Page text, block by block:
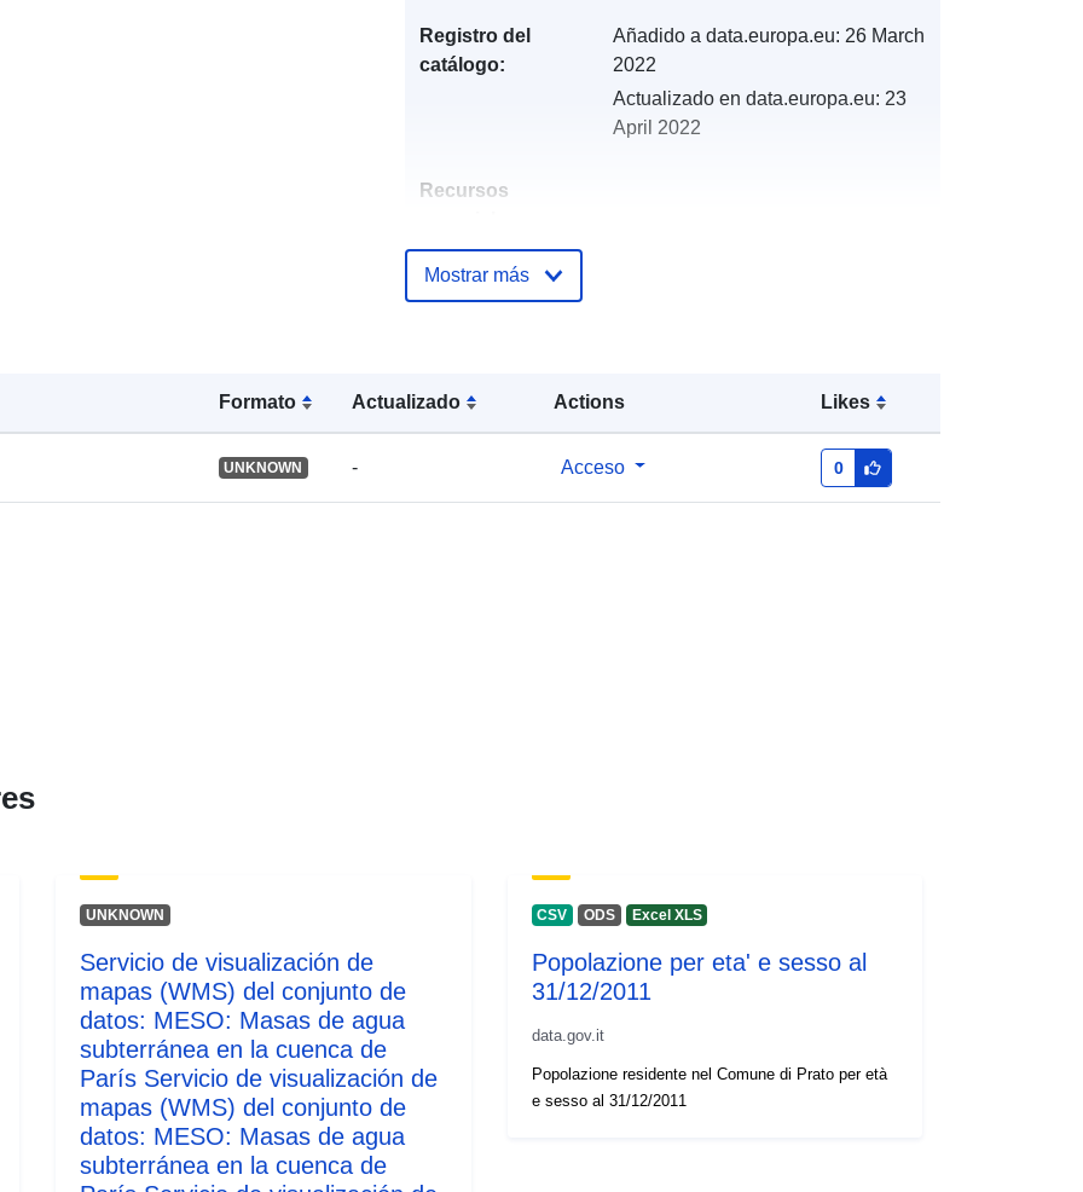
Formato Actualizado Actions Likes
UNKNOWN - Acceso 0
Registro del
catálogo:
Añadido a data.europa.eu: 26 March
2022
Actualizado en data.europa.eu: 23
April 2022
Recursos
Identificadores:
120066022-srv-5ed34a35-3d0e-
40b2-b906-ca7c126aae97
Mostrar más
UNKNOWN
Servicio de visualización de
mapas (WMS) del conjunto de
datos: MESO: Masas de agua
subterránea en la cuenca de
París Servicio de visualización de
mapas (WMS) del conjunto de
datos: MESO: Masas de agua
subterránea en la cuenca de
CSV ODS Excel XLS
Popolazione per eta' e sesso al
31/12/2011
data.gov.it
Popolazione residente nel Comune di Prato per età
e sesso al 31/12/2011